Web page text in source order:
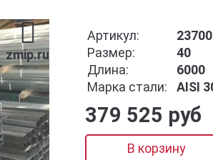
zmip.ru
Артикул:
Размер:
40
Длина:
6000
Марка стали:
AISI
379 525 руб
В корзину